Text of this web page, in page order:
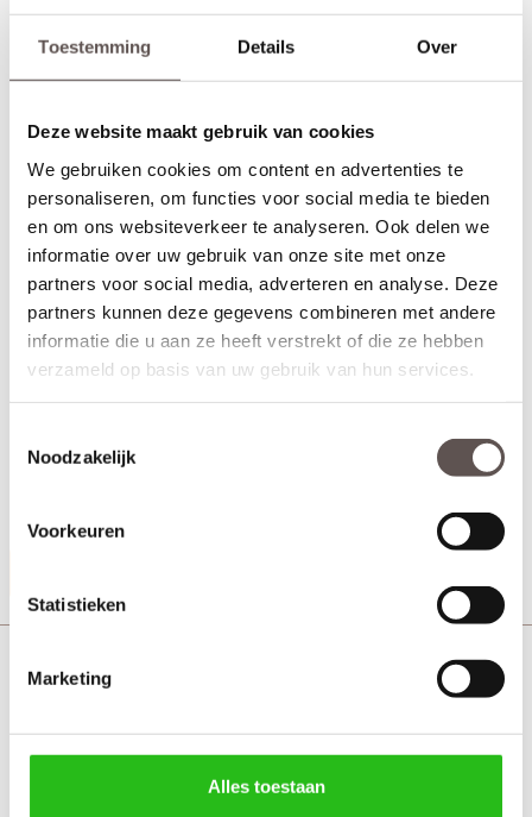
Toestemming Details Over
Deze website maakt gebruik van cookies
We gebruiken cookies om content en advertenties te
personaliseren, om functies voor social media te bieden
en om ons websiteverkeer te analyseren. Ook delen we
informatie over uw gebruik van onze site met onze
partners voor social media, adverteren en analyse. Deze
partners kunnen deze gegevens combineren met andere
informatie die u aan ze heeft verstrekt of die ze hebben
verzameld op basis van uw gebruik van hun services.
Noodzakelijk
Voorkeuren
Statistieken
Marketing
Alles toestaan
Inhoud van de set
+ Universele bouten en montagemateriaal voor een snelle
+ Geschikt voor alle standaard loopsloten en binnendeuren